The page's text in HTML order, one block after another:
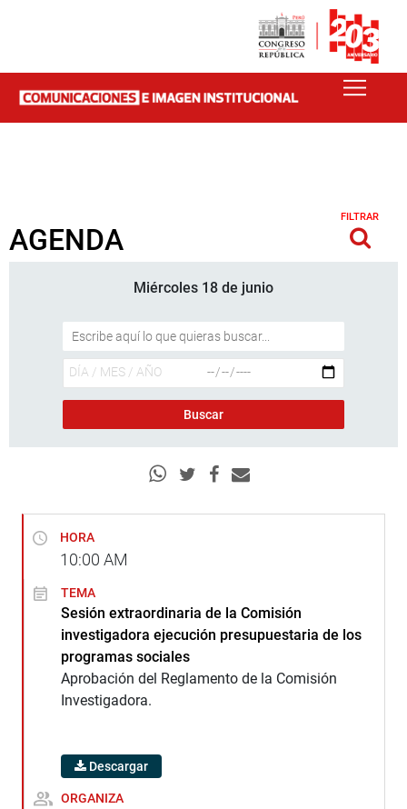
AGENDA
FILTRAR
Miércoles 18 de junio
HORA
10:00 AM
TEMA
Sesión extraordinaria de la Comisión
investigadora ejecución presupuestaria de los
programas sociales
Aprobación del Reglamento de la Comisión
Investigadora.
Descargar
ORGANIZA